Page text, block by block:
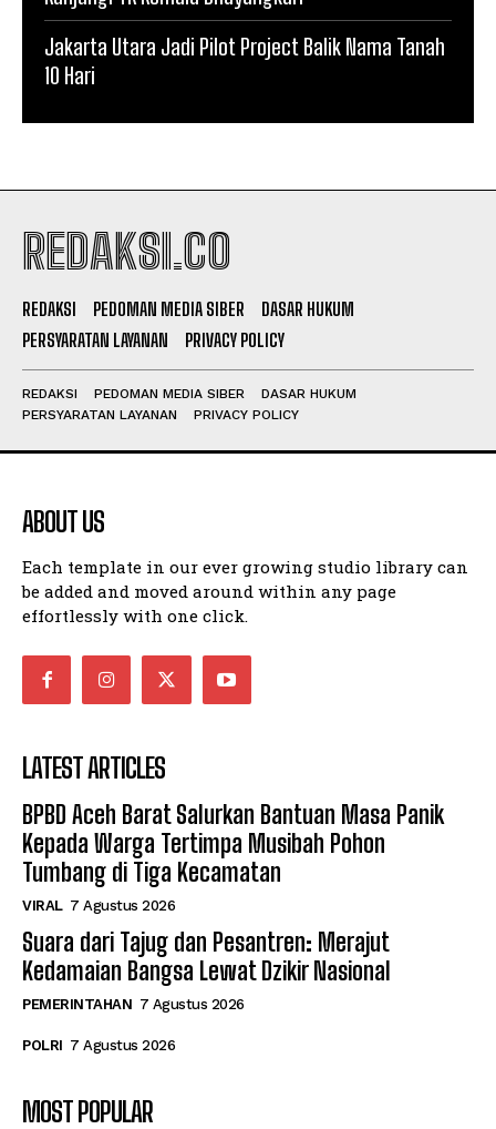
Jakarta Utara Jadi Pilot Project Balik Nama Tanah
10 Hari
REDAKSI.CO
REDAKSI PEDOMAN MEDIA SIBER
DASAR HUKUM
PERSYARATAN LAYANAN
PRIVACY POLICY
REDAKSI PEDOMAN MEDIA SIBER
DASAR HUKUM
PERSYARATAN LAYANAN
PRIVACY POLICY
ABOUT US
Each template in our ever growing studio library can
be added and moved around within any page
effortlessly with one click.
LATEST ARTICLES
BPBD Aceh Barat Salurkan Bantuan Masa Panik
Kepada Warga Tertimpa Musibah Pohon
Tumbang di Tiga Kecamatan
VIRAL 7 Agustus 2026
Suara dari Tajug dan Pesantren: Merajut
Kedamaian Bangsa Lewat Dzikir Nasional
PEMERINTAHAN 7 Agustus 2026
POLRI 7 Agustus 2026
MOST POPULAR